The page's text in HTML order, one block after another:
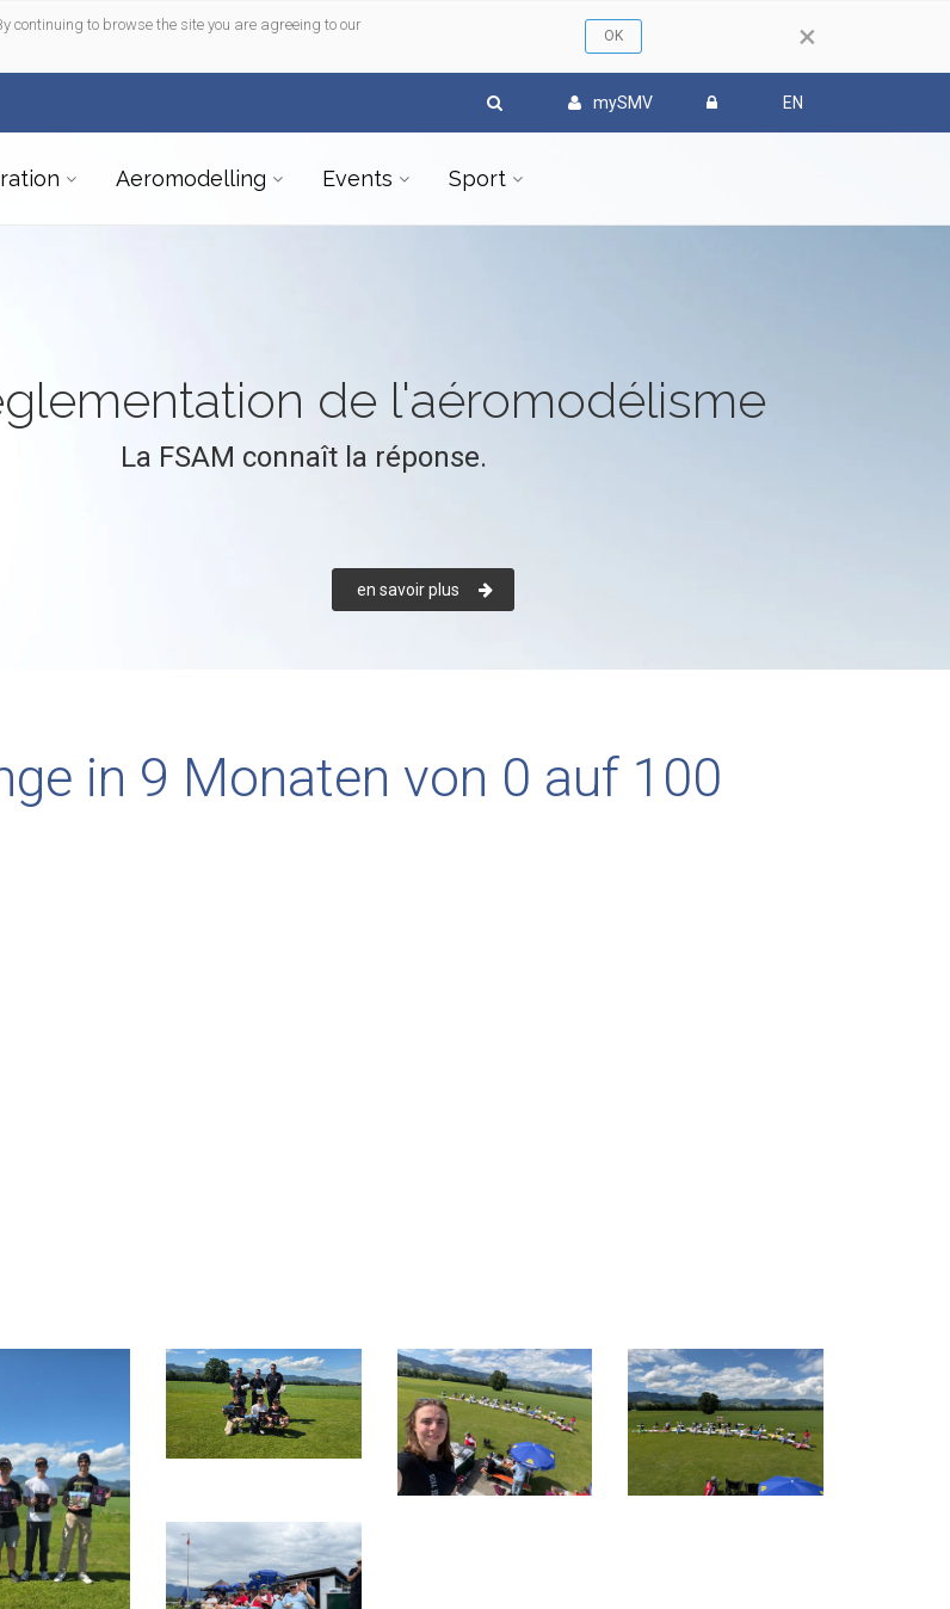
×
continuing to browse the site you are agreeing to our
mySMV EN
Aeromodelling Events Sport
de l'aéromodélisme
La FSAM connaît la réponse.
en savoir plus
in 9 Monaten von 0 auf 100